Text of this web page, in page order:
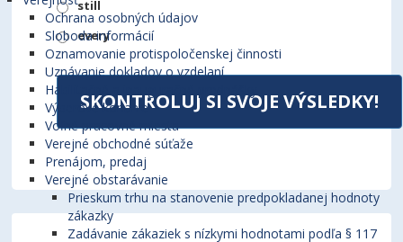
Ochrana osobných údajov
Sloboda informácií
Oznamovanie protispoločenskej činnosti
Uznávanie dokladov o vzdelaní
Habilitačné a inauguračné prednášky
Výberové konanie
Voľné pracovné miesta
Verejné obchodné súťaže
Prenájom, predaj
Verejné obstarávanie
Prieskum trhu na stanovenie predpokladanej hodnoty
zákazky
Zadávanie zákaziek s nízkymi hodnotami podľa § 117
still
every
SKONTROLUJ SI SVOJE VÝSLEDKY!